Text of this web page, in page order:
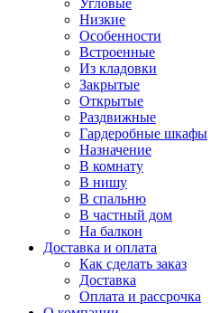
Угловые
Низкие
Особенности
Встроенные
Из кладовки
Закрытые
Открытые
Раздвижные
Гардеробные шкафы
Назначение
В комнату
В нишу
В спальню
В частный дом
На балкон
Доставка и оплата
Как сделать заказ
Доставка
Оплата и рассрочка